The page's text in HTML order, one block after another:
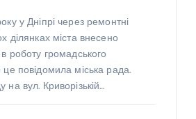
у Дніпрі через ремонтні
ділянках міста внесено
роботу громадського
повідомила міська рада.
на вул. Криворізькій…